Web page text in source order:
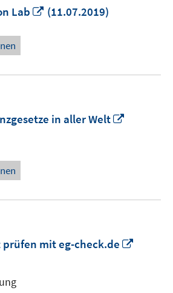
Lab
In
(11.07.2019)
in aller Welt
mit eg-check.de